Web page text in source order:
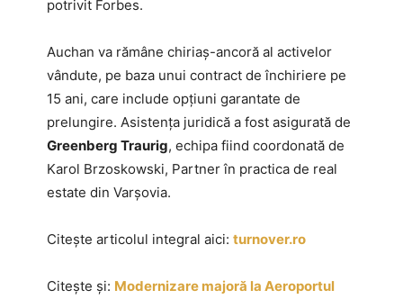
potrivit Forbes.
Auchan va rămâne chiriaș-ancoră al activelor
vândute, pe baza unui contract de închiriere pe
15 ani, care include opțiuni garantate de
prelungire. Asistența juridică a fost asigurată de
Greenberg Traurig, echipa fiind coordonată de
Karol Brzoskowski, Partner în practica de real
estate din Varșovia.
Citește articolul integral aici: turnover.ro
Citește și: Modernizare majoră la Aeroportul